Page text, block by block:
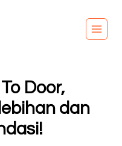
Door,
dan